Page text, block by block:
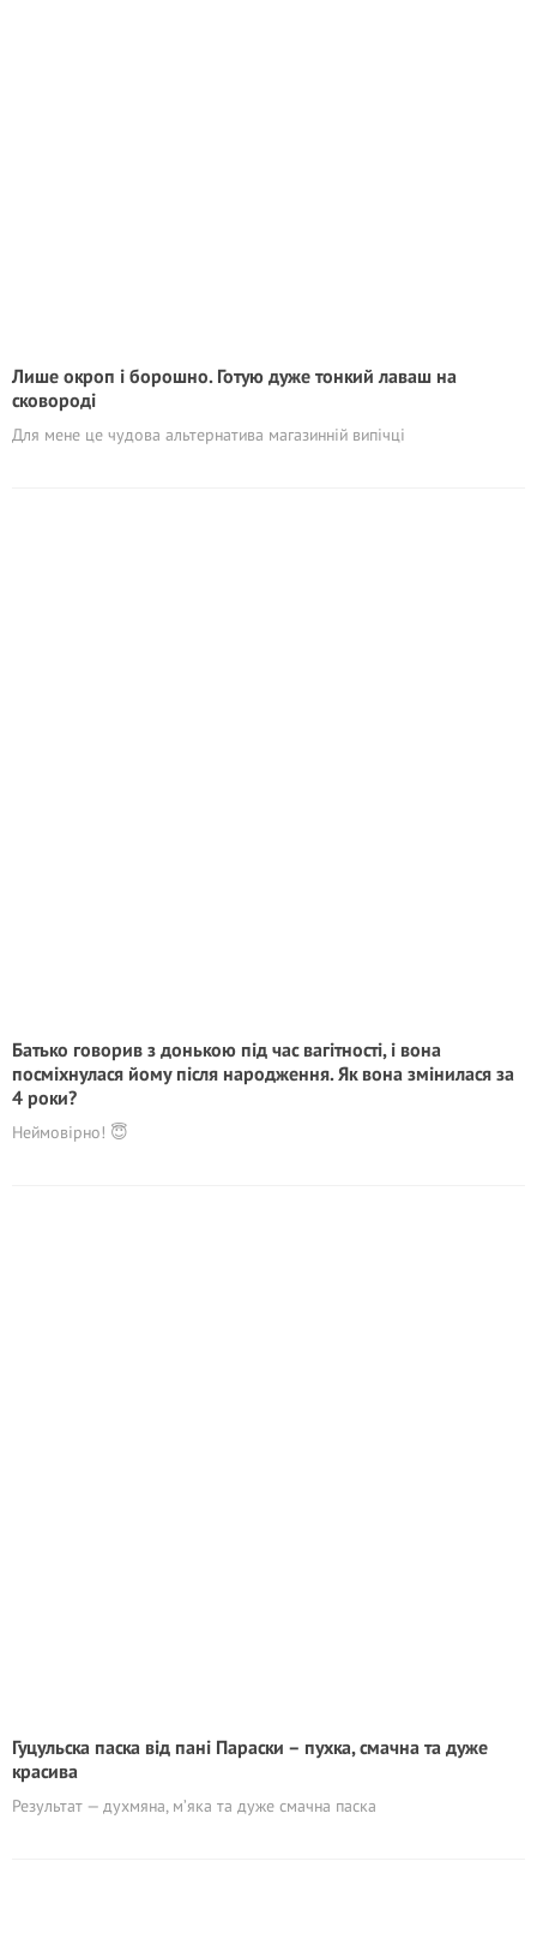
Лише окроп і борошно. Готую дуже тонкий лаваш на
сковороді
Для мене це чудова альтернатива магазинній випічці
Батько говорив з донькою під час вагітності, і вона
посміхнулася йому після народження. Як вона змінилася за
4 роки?
Неймовірно! 😇
Гуцульска паска від пані Параски – пухка, смачна та дуже
красива
Результат — духмяна, м’яка та дуже смачна паска